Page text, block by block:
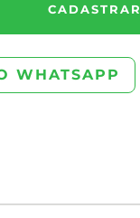
CADASTRAR
WHATSAPP